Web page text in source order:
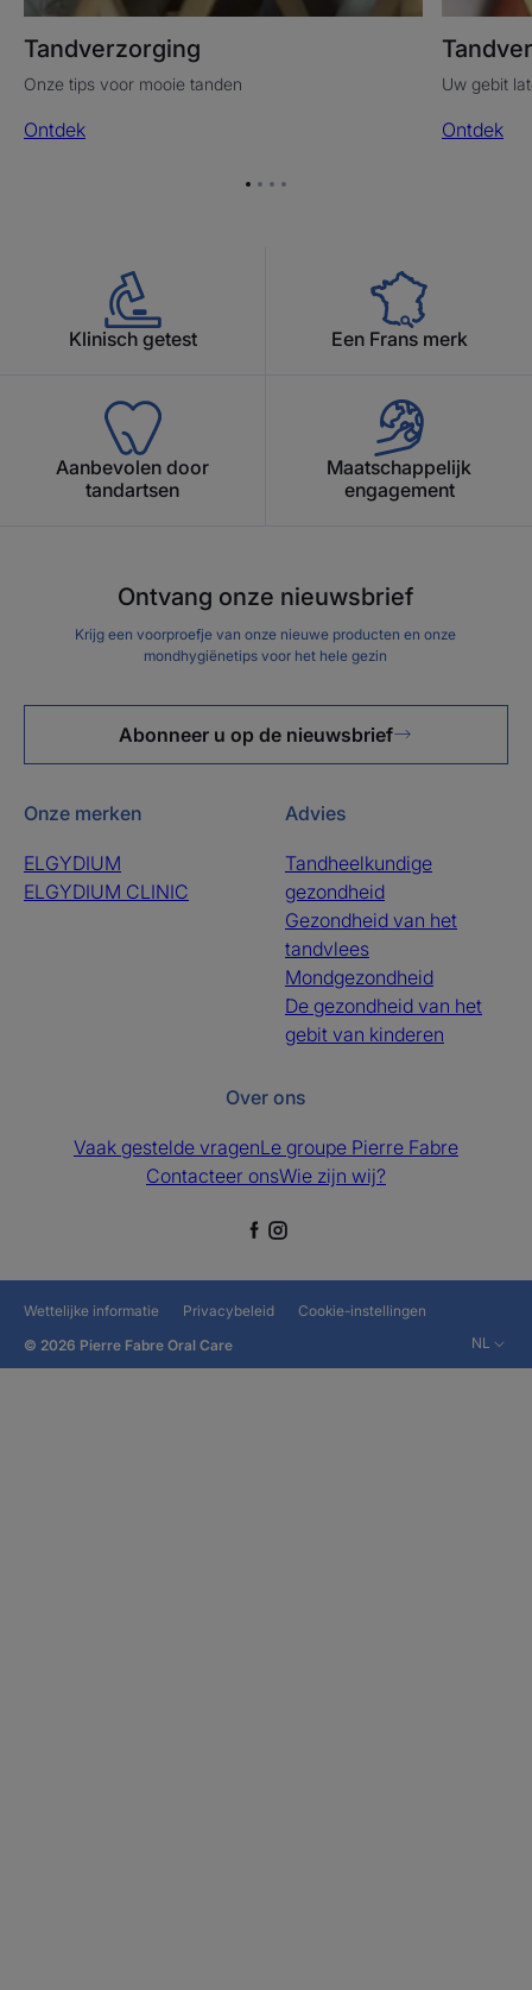
Tandverzorging
Onze tips voor mooie tanden
Ontdek
Uw gebit
Ontdek
GaGa
GaGa
Klinisch getest Een Frans merk
Aanbevolen door
tandartsen
Maatschappelijk
engagement
Ontvang onze nieuwsbrief
Krijg een voorproefje van onze nieuwe producten en onze
mondhygiënetips voor het hele gezin
Abonneer u op de nieuwsbrief
Onze merken
ELGYDIUM
ELGYDIUM CLINIC
Advies
Tandheelkundige
gezondheid
Gezondheid van het
tandvlees
Mondgezondheid
De gezondheid van het
gebit van kinderen
Over ons
Vaak gestelde vragenLe groupe Pierre Fabre
Contacteer onsWie zijn wij?
Wettelijke informatie Privacybeleid
Cookie-instellingen
© 2026 Pierre Fabre Oral Care
NL